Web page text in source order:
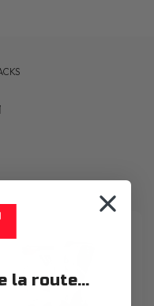
la route...